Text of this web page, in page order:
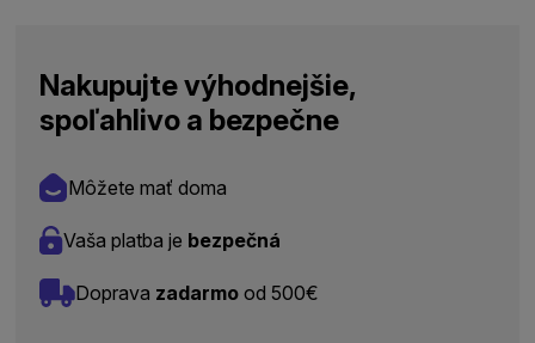
Nakupujte výhodnejšie,
spoľahlivo a bezpečne
Môžete mať doma
Vaša platba je bezpečná
Doprava zadarmo od 500€